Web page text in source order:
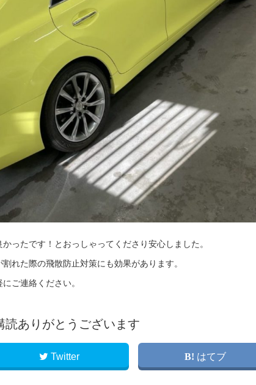
ったです！とおっしゃってくださり安心しました。
れた際の飛散防止対策にも効果があります。
ご連絡ください。
読ありがとうございます
Twitter はてブ